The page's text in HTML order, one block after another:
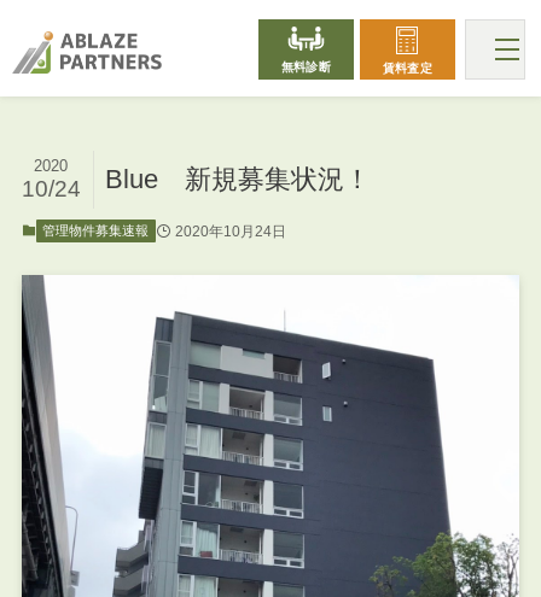
無料診断 賃料査定
Blue 新規募集状況！
2020
10/24
管理物件募集速報 2020年10月24日